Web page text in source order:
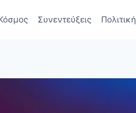
Συνεντεύξεις Πολιτική